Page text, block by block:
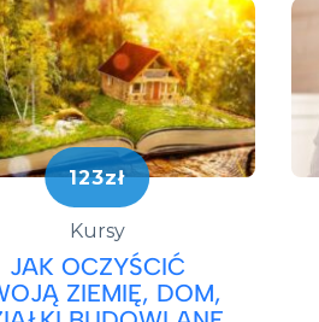
123zł
Kursy
JAK OCZYŚCIĆ
ZIEMIĘ, DOM,